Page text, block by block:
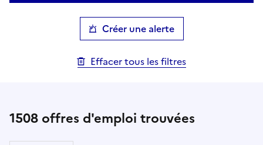
Créer une alerte
Effacer tous les filtres
1508 offres d'emploi trouvées